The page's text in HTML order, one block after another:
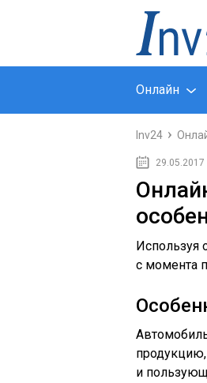
Онлайн
Inv24
29.05.2017
Используя
с момента
продукцию,
и